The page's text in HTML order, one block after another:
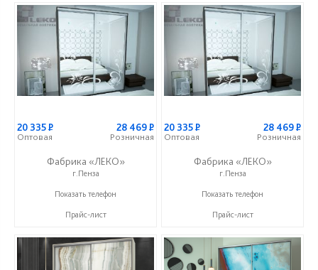
20 335Р
Оптовая
28 469Р
Розничная
Фабрика «ЛЕКО»
г.Пенза
+7 (800) 222-93-90
Показать телефон
Прайс-лист
20 335Р
Оптовая
28 469Р
Розничная
Фабрика «ЛЕКО»
г.Пенза
+7 (800) 222-93-90
Показать телефон
Прайс-лист